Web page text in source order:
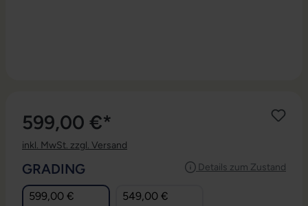
599,00 €*
inkl. MwSt. zzgl. Versand
Details zum Zustand
GRADING
599,00 €
549,00 €